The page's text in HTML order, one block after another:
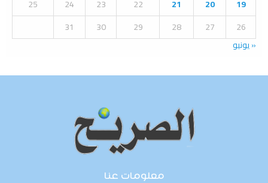
19
20
21
22
23
24
25
26
27
28
29
30
31
« يونيو
معلومات عنا